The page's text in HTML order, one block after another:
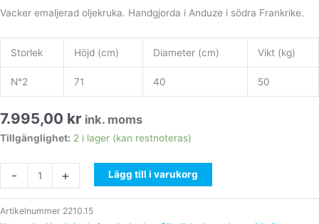
Vacker emaljerad oljekruka. Handgjorda i Anduze i södra Frankrike.
Storlek Höjd (cm) Diameter (cm) Vikt (kg)
N°2 71 40 50
7.995,00 kr ink. moms
Tillgänglighet: 2 i lager (kan restnoteras)
-
Traditionell
Flammé
mängd
+ Lägg till i varukorg
Artikelnummer 2210.15